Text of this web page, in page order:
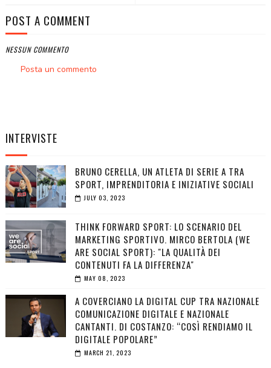
POST A COMMENT
NESSUN COMMENTO
Posta un commento
INTERVISTE
BRUNO CERELLA, UN ATLETA DI SERIE A TRA
SPORT, IMPRENDITORIA E INIZIATIVE SOCIALI
JULY 03, 2023
THINK FORWARD SPORT: LO SCENARIO DEL
MARKETING SPORTIVO. MIRCO BERTOLA (WE
ARE SOCIAL SPORT): "LA QUALITÀ DEI
CONTENUTI FA LA DIFFERENZA"
MAY 08, 2023
A COVERCIANO LA DIGITAL CUP TRA NAZIONALE
COMUNICAZIONE DIGITALE E NAZIONALE
CANTANTI. DI COSTANZO: “COSÌ RENDIAMO IL
DIGITALE POPOLARE”
MARCH 21, 2023